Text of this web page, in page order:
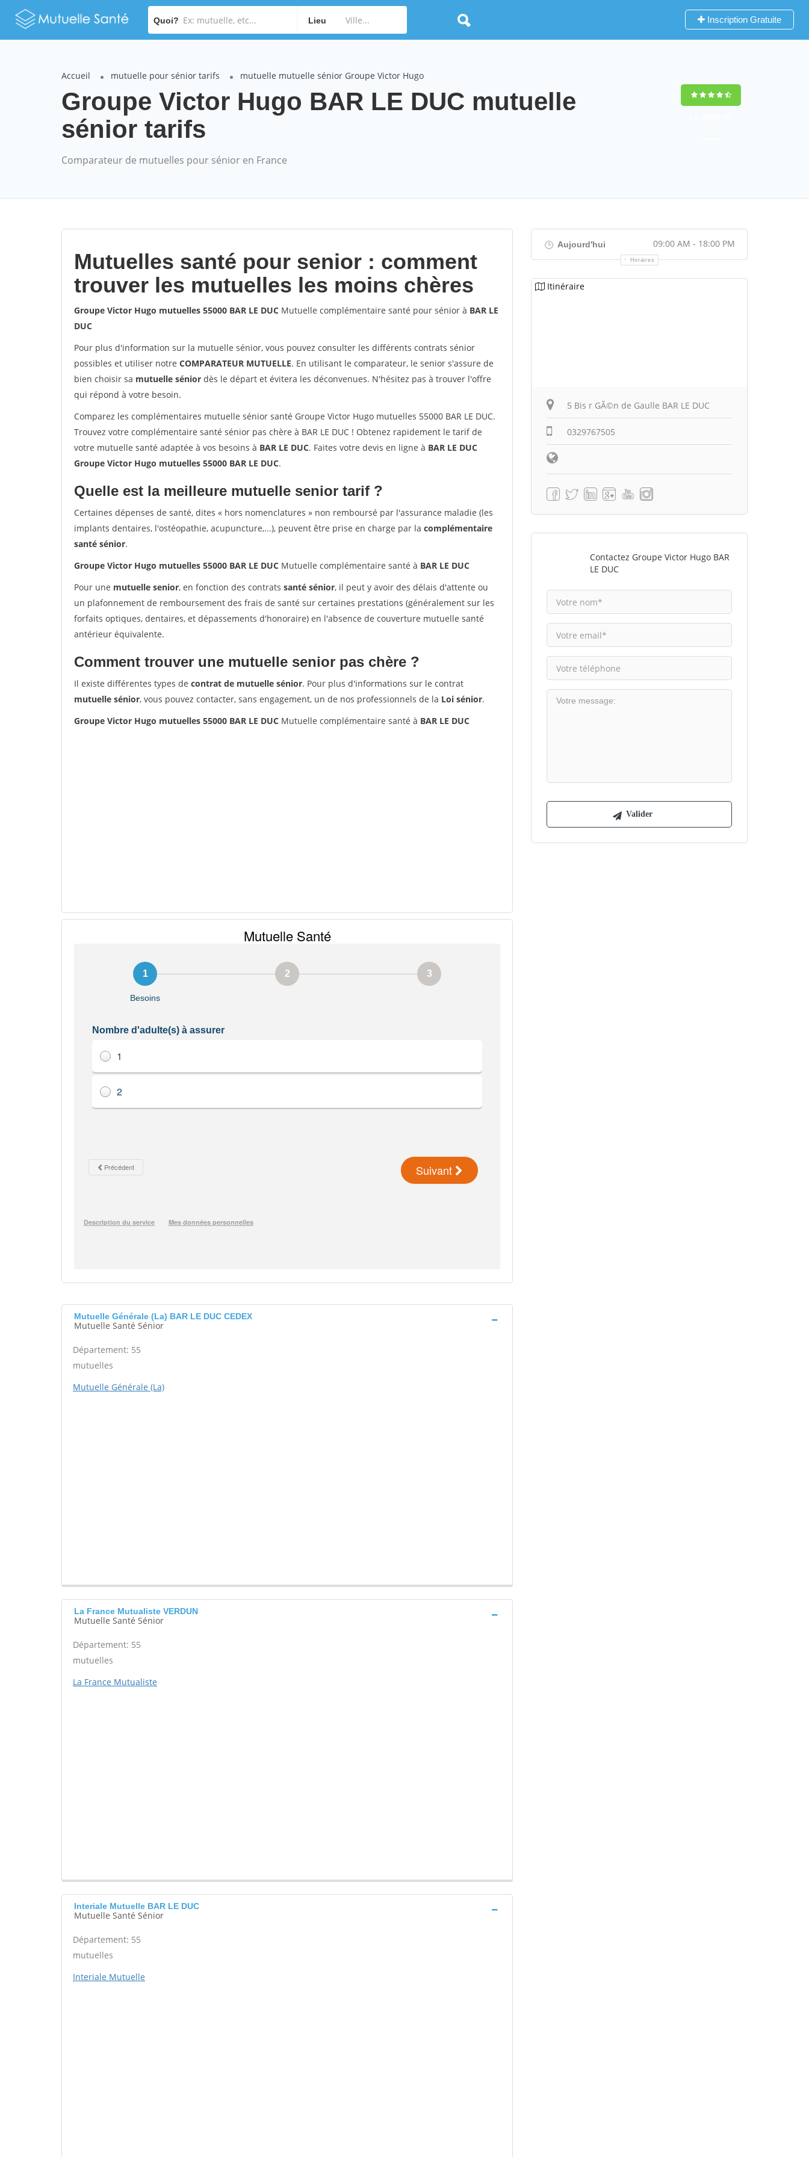
Quoi? Lieu Inscription Gratuite
Accueil mutuelle pour sénior tarifs mutuelle mutuelle sénior Groupe Victor Hugo
Groupe Victor Hugo BAR LE DUC mutuelle
sénior tarifs
Comparateur de mutuelles pour sénior en France
Mutuelles santé pour senior : comment
trouver les mutuelles les moins chères
Groupe Victor Hugo mutuelles 55000 BAR LE DUC Mutuelle complémentaire santé pour sénior à BAR LE
DUC
Pour plus d'information sur la mutuelle sénior, vous pouvez consulter les différents contrats sénior
possibles et utiliser notre COMPARATEUR MUTUELLE. En utilisant le comparateur, le senior s'assure de
bien choisir sa mutuelle sénior dès le départ et évitera les déconvenues. N'hésitez pas à trouver l'offre
qui répond à votre besoin.
Comparez les complémentaires mutuelle sénior santé Groupe Victor Hugo mutuelles 55000 BAR LE DUC.
Trouvez votre complémentaire santé sénior pas chère à BAR LE DUC ! Obtenez rapidement le tarif de
votre mutuelle santé adaptée à vos besoins à BAR LE DUC. Faites votre devis en ligne à BAR LE DUC
Groupe Victor Hugo mutuelles 55000 BAR LE DUC.
Quelle est la meilleure mutuelle senior tarif ?
Certaines dépenses de santé, dites « hors nomenclatures » non remboursé par l'assurance maladie (les
implants dentaires, l'ostéopathie, acupuncture,...), peuvent être prise en charge par la complémentaire
santé sénior.
Groupe Victor Hugo mutuelles 55000 BAR LE DUC Mutuelle complémentaire santé à BAR LE DUC
Pour une mutuelle senior, en fonction des contrats santé sénior, il peut y avoir des délais d'attente ou
un plafonnement de remboursement des frais de santé sur certaines prestations (généralement sur les
forfaits optiques, dentaires, et dépassements d'honoraire) en l'absence de couverture mutuelle santé
antérieur équivalente.
Comment trouver une mutuelle senior pas chère ?
Il existe différentes types de contrat de mutuelle sénior. Pour plus d'informations sur le contrat
mutuelle sénior, vous pouvez contacter, sans engagement, un de nos professionnels de la Loi sénior.
Groupe Victor Hugo mutuelles 55000 BAR LE DUC Mutuelle complémentaire santé à BAR LE DUC
Mutuelle Générale (La) BAR LE DUC CEDEX
Mutuelle Santé Sénior
Département: 55
mutuelles
Mutuelle Générale (La)
La France Mutualiste VERDUN
Mutuelle Santé Sénior
Département: 55
mutuelles
La France Mutualiste
Interiale Mutuelle BAR LE DUC
Mutuelle Santé Sénior
Département: 55
mutuelles
Interiale Mutuelle
Aujourd'hui 09:00 AM - 18:00 PM
Horaires
Itinéraire
5 Bis r GÃ©n de Gaulle BAR LE DUC
0329767505
Contactez Groupe Victor Hugo BAR
LE DUC